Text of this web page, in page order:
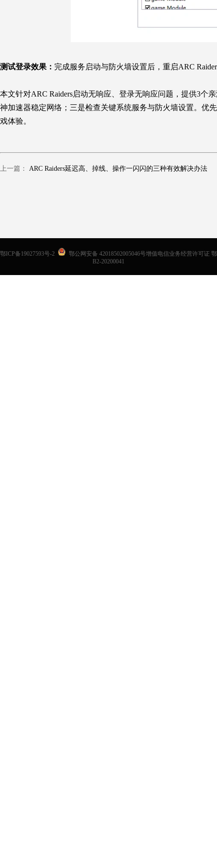
测试登录效果： 完成服务启动与防火墙设置后，重启ARC
本文针对ARC Raiders启动无响应、登录无响应问题，提供3个
神加速器稳定网络；三是检查关键系统服务与防火墙设置。优
戏体验。
上一篇： ARC Raiders延迟高、掉线、操作一闪闪的三种有效解决办法
鄂ICP备19027593号-2
鄂公网安备 42018502005046号增值电信业务经营许可证 鄂
B2-20200041